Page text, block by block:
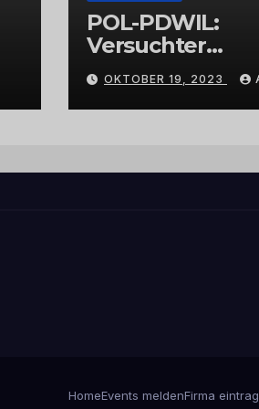
POL-PDWIL:
Versuchter
Einbruch im
Gewerbegebiet
Wittlich
OKTOBER 19, 2023
HomeEvents meldenFirma